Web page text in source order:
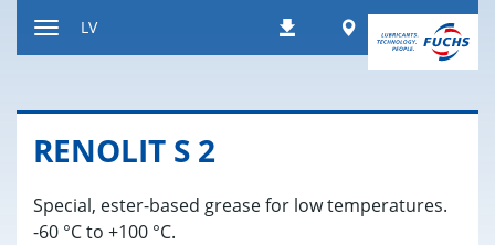
LejupielādesWorldwide
LV
RE­NO­LIT S 2
Special, ester-based grease for low temperatures.
-60 °C to +100 °C.